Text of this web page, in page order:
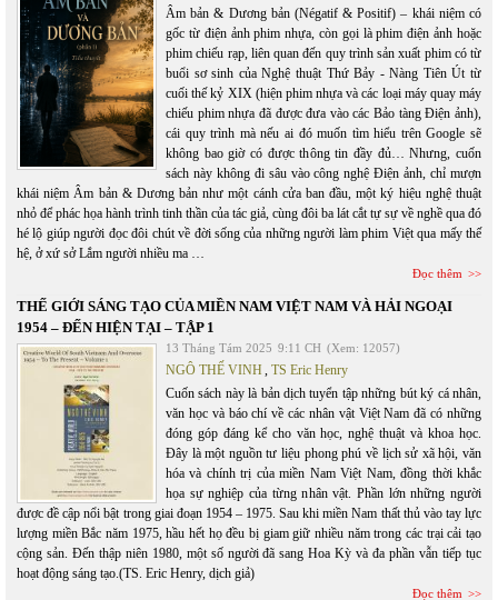
Âm bản & Dương bản (Négatif & Positif) – khái niệm có
gốc từ điện ảnh phim nhựa, còn gọi là phim điện ảnh hoặc
phim chiếu rạp, liên quan đến quy trình sản xuất phim có từ
buổi sơ sinh của Nghệ thuật Thứ Bảy - Nàng Tiên Út từ
cuối thế kỷ XIX (hiện phim nhựa và các loại máy quay máy
chiếu phim nhựa đã được đưa vào các Bảo tàng Điện ảnh),
cái quy trình mà nếu ai đó muốn tìm hiểu trên Google sẽ
không bao giờ có được thông tin đầy đủ… Nhưng, cuốn
sách này không đi sâu vào công nghệ Điện ảnh, chỉ mượn
khái niệm Âm bản & Dương bản như một cánh cửa ban đầu, một ký hiệu nghệ thuật
nhỏ để phác họa hành trình tinh thần của tác giả, cùng đôi ba lát cắt tự sự về nghề qua đó
hé lộ giúp người đọc đôi chút về đời sống của những người làm phim Việt qua mấy thế
hệ, ở xứ sở Lắm người nhiều ma …
Đọc thêm
THẾ GIỚI SÁNG TẠO CỦA MIỀN NAM VIỆT NAM VÀ HẢI NGOẠI
1954 – ĐẾN HIỆN TẠI – TẬP 1
13 Tháng Tám 2025 9:11 CH (Xem: 12057)
NGÔ THẾ VINH, TS Eric Henry
Cuốn sách này là bản dịch tuyển tập những bút ký cá nhân,
văn học và báo chí về các nhân vật Việt Nam đã có những
đóng góp đáng kể cho văn học, nghệ thuật và khoa học.
Đây là một nguồn tư liệu phong phú về lịch sử xã hội, văn
hóa và chính trị của miền Nam Việt Nam, đồng thời khắc
họa sự nghiệp của từng nhân vật. Phần lớn những người
được đề cập nổi bật trong giai đoạn 1954 – 1975. Sau khi miền Nam thất thủ vào tay lực
lượng miền Bắc năm 1975, hầu hết họ đều bị giam giữ nhiều năm trong các trại cải tạo
cộng sản. Đến thập niên 1980, một số người đã sang Hoa Kỳ và đa phần vẫn tiếp tục
hoạt động sáng tạo.(TS. Eric Henry, dịch giả)
Đọc thêm